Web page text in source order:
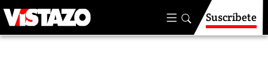
Suscríbete